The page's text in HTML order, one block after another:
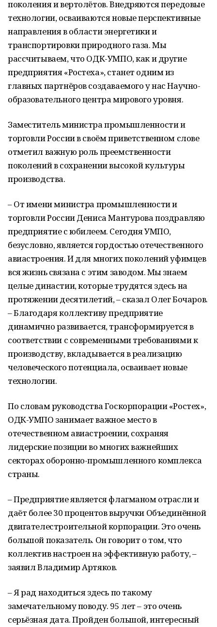
поколения и вертолётов. Внедряются передовые
технологии, осваиваются новые перспективные
направления в области энергетики и
транспортировки природного газа. Мы
рассчитываем, что ОДК-УМПО, как и другие
предприятия «Ростеха», станет одним из
главных партнёров создаваемого у нас Научно-
образовательного центра мирового уровня.
Заместитель министра промышленности и
торговли России в своём приветственном слове
отметил важную роль преемственности
поколений в сохранении высокой культуры
производства.
– От имени министра промышленности и
торговли России Дениса Мантурова поздравляю
предприятие с юбилеем. Сегодня УМПО,
безусловно, является гордостью отечественного
авиастроения. И для многих поколений уфимцев
вся жизнь связана с этим заводом. Мы знаем
целые династии, которые трудятся здесь на
протяжении десятилетий, – сказал Олег Бочаров.
– Благодаря коллективу предприятие
динамично развивается, трансформируется в
соответствии с современными требованиями к
производству, вкладывается в реализацию
человеческого потенциала, осваивает новые
технологии.
По словам руководства Госкорпорации «Ростех»,
ОДК-УМПО занимает важное место в
отечественном авиастроении, сохраняя
лидерские позиции во многих важнейших
секторах оборонно-промышленного комплекса
страны.
– Предприятие является флагманом отрасли и
даёт более 30 процентов выручки Объединённой
двигателестроительной корпорации. Это очень
большой показатель. Он говорит о том, что
коллектив настроен на эффективную работу, –
заявил Владимир Артяков.
– Я рад находиться здесь по такому
замечательному поводу. 95 лет – это очень
серьёзная дата. Пройден большой, интересный